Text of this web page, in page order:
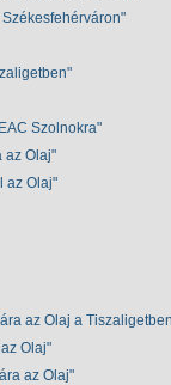
Szolnokra
az Olaj
az Olaj
az Olaj a
Olaj
az Olaj